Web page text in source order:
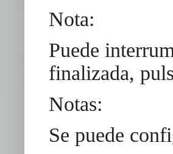
Nota:
Puede
finalizada,
Notas:
Se puede